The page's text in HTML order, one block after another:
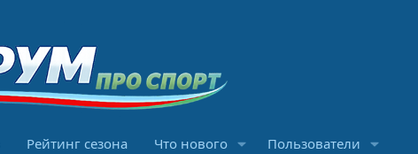
Рейтинг сезона Что нового Пользователи